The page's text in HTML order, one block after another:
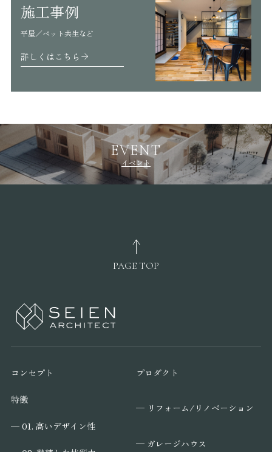
施工事例
平屋／ペット共生など
詳しくはこちら
EVENT
イベント
PAGE TOP
コンセプト
特徴
─ 01. 高いデザイン性
プロダクト
─ リフォーム/リノベーション
─ ガレージハウス